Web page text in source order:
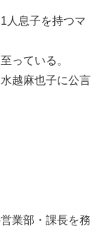
人息子を持つマ
っている。
越麻也子に公言
業部・課長を務